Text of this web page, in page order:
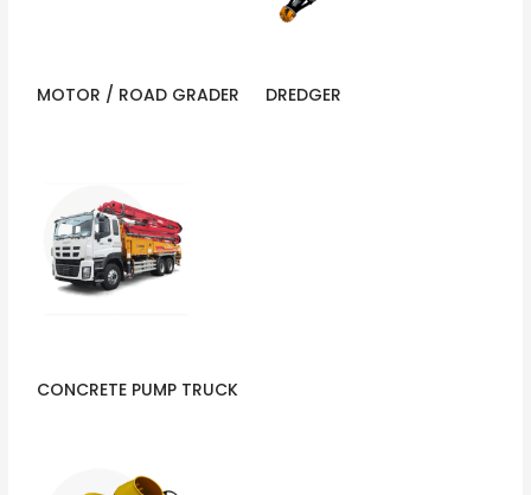
MOTOR / ROAD GRADER DREDGER
CONCRETE PUMP TRUCK